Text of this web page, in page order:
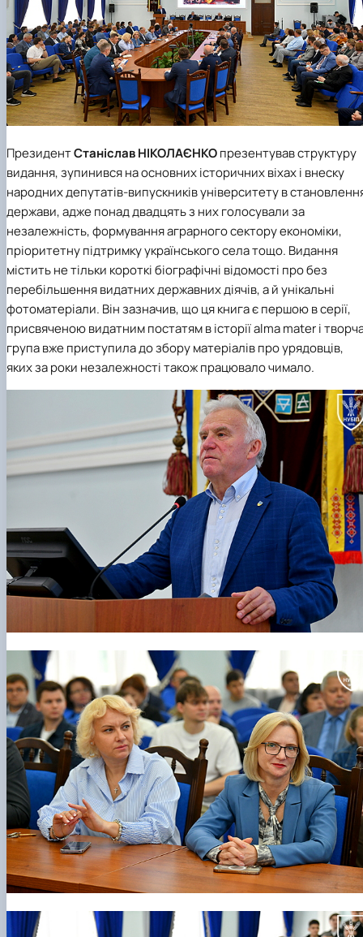
ПрезидентСтаніслав НІКОЛАЄНКОпрезентував структуру
видання, зупинився на основних історичних віхах і внеску
народних депутатів-випускників університету в
держави, адже понад двадцять з них голосували за
незалежність, формування аграрного сектору економіки,
пріоритетну підтримку українського села тощо. Видання
містить не тільки короткі біографічні відомості про без
перебільшення видатних державних діячів, а й унікальні
фотоматеріали. Він зазначив, що ця книга є першою в серії,
присвяченою видатним постатям в історії alma mater і
група вже приступила до збору матеріалів про урядовців,
яких за роки незалежності також працювало чимало.